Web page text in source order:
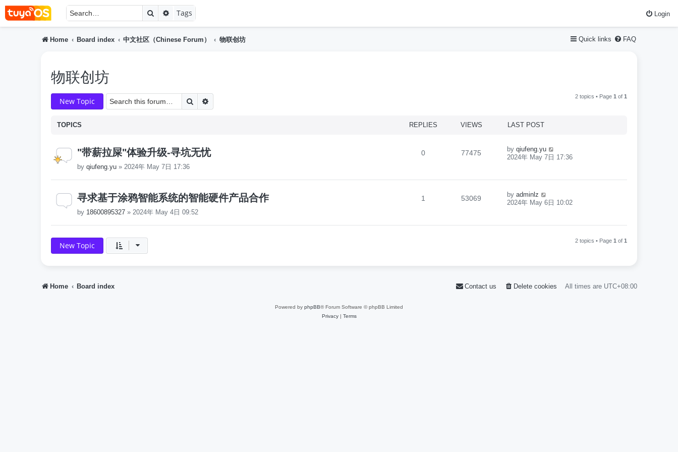
Login
SearchAdvanced search
Tags
Quick links FAQ
Home Board index 中文社区（Chinese Forum） 物联创坊
物联创坊
New Topic Search 2 topics • Page 1 of 1
TOPICS REPLIES VIEWS LAST POST
"带薪拉屎"体验升级-寻坑无忧
by qiufeng.yu » 2024年 May 7日 17:36
0 77475 by qiufeng.yu
2024年 May 7日 17:36
寻求基于涂鸦智能系统的智能硬件产品合作
by 18600895327 » 2024年 May 4日 09:52
1 53069 by adminlz
2024年 May 6日 10:02
New Topic 2 topics • Page 1 of 1
Home Board index All times are UTC+08:00
Delete cookies
Contact us
Powered by phpBB® Forum Software © phpBB Limited
Privacy| Terms